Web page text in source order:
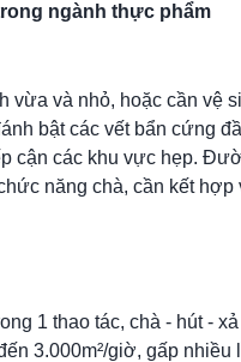
ngành thực phẩm
và nhỏ, hoặc cần vệ
bật các vết bẩn cứng
cận các khu vực hẹp.
năng chà, cần kết
1 thao tác, chà - hút -
3.000m²/giờ, gấp